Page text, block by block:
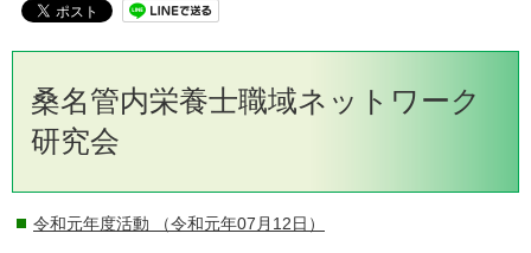
桑名管内栄養士職域ネットワーク
研究会
令和元年度活動 （令和元年07月12日）